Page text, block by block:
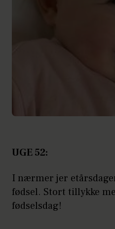
UGE 52:
I nærmer jer
fødsel. Stort tillykke
fødselsdag!